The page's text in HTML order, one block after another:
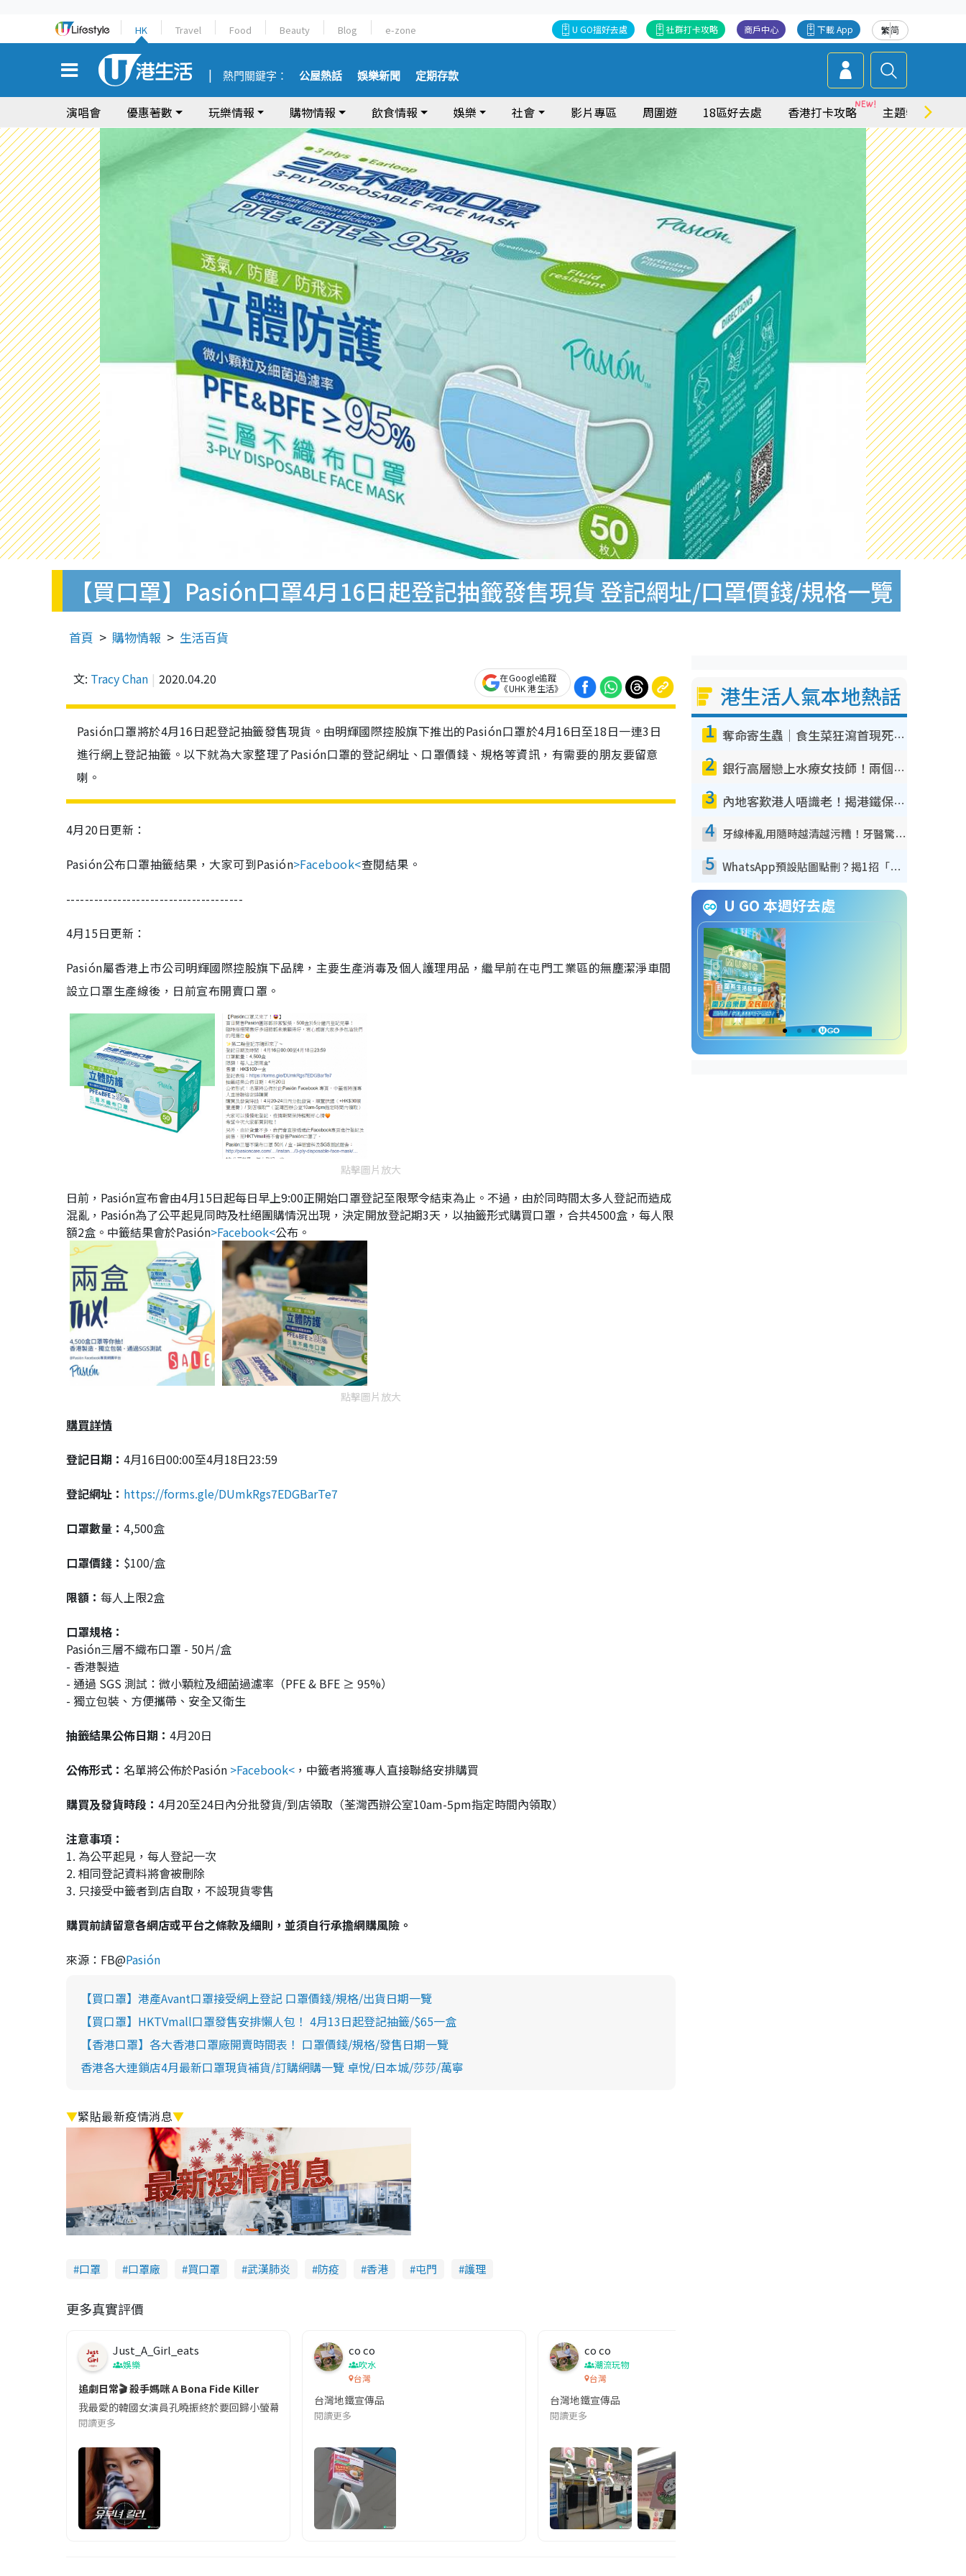
HK Travel Food Beauty Blog e-zone 繁简
下載 App
商戶中心
社群打卡攻略
U GO搵好去處
熱門關鍵字： 公屋熱話 娛樂新聞 定期存款
演唱會 優惠著數 玩樂情報 購物情報 飲食情報 娛樂 社會 影片專區 周圍遊 18區好去處 香港打卡攻略 主題特集
【買口罩】Pasión口罩4月16日起登記抽籤發售現貨 登記網址/口罩價錢/規格一覽
首頁 購物情報 生活百貨
文: Tracy Chan 2020.04.20
在Google追蹤
《UHK 港生活》
Pasión口罩將於4月16日起登記抽籤發售現貨。由明輝國際控股旗下推出的Pasión口罩於4月16日至18日一連3日
進行網上登記抽籤。以下就為大家整理了Pasión口罩的登記網址、口罩價錢、規格等資訊，有需要的朋友要留意
喇。
4月20日更新：
Pasión公布口罩抽籤結果，大家可到Pasión>Facebook<查閱結果。
--------------------------------------
4月15日更新：
Pasión屬香港上市公司明輝國際控股旗下品牌，主要生產消毒及個人護理用品，繼早前在屯門工業區的無塵潔淨車間
設立口罩生產線後，日前宣布開賣口罩。
點擊圖片放大
日前，Pasión宣布會由4月15日起每日早上9:00正開始口罩登記至限聚令結束為止。不過，由於同時間太多人登記而造成
混亂，Pasión為了公平起見同時及杜絕團購情況出現，決定開放登記期3天，以抽籤形式購買口罩，合共4500盒，每人限
額2盒。中籤結果會於Pasión>Facebook<公布。
點擊圖片放大
購買詳情
登記日期： 4月16日00:00至4月18日23:59
登記網址： https://forms.gle/DUmkRgs7EDGBarTe7
口罩數量： 4,500盒
口罩價錢： $100/盒
限額： 每人上限2盒
口罩規格：
Pasión三層不織布口罩 - 50片/盒
- 香港製造
- 通過 SGS 測試：微小顆粒及細菌過濾率（PFE & BFE ≥ 95%）
- 獨立包裝、方便攜帶、安全又衛生
抽籤結果公佈日期： 4月20日
公佈形式： 名單將公佈於Pasión >Facebook< ，中籤者將獲專人直接聯絡安排購買
購買及發貨時段： 4月20至24日內分批發貨/到店領取（荃灣西辦公室10am-5pm指定時間內領取）
注意事項：
1. 為公平起見，每人登記一次
2. 相同登記資料將會被刪除
3. 只接受中籤者到店自取，不設現貨零售
購買前請留意各網店或平台之條款及細則，並須自行承擔網購風險。
來源：FB@Pasión
【買口罩】港產Avant口罩接受網上登記 口罩價錢/規格/出貨日期一覽
【買口罩】HKTVmall口罩發售安排懶人包！ 4月13日起登記抽籤/$65一盒
【香港口罩】各大香港口罩廠開賣時間表！ 口罩價錢/規格/發售日期一覽
香港各大連鎖店4月最新口罩現貨補貨/訂購網購一覽 卓悅/日本城/莎莎/萬寧
▼緊貼最新疫情消息▼
口罩 口罩廠 買口罩 武漢肺炎 防疫 香港 屯門 護理
更多真實評價
Just_A_Girl_eats
娛樂
追劇日常🎬 殺手媽咪 A Bona Fide Killer
我最愛的韓國女演員孔曉振終於要回歸小螢幕啦!這次的劇本改編自同名網絡漫畫,故事主軸圍繞女主角柳寶娜 —— 表面上是一間公司的職員,但其實暗地裡是負責處決逃過法網罪犯的阻擊手｡ 劇情從
閱讀更多
co co
吹水
台灣
台灣地鐵宣傳品
閱讀更多
co co
潮流玩物
台灣
台灣地鐵宣傳品
閱讀更多
港生活人氣本地熱話
1 奪命寄生蟲｜食生菜狂瀉首現死者！疫潮惡化錄1.8萬宗病例 揭洗菜3大謬誤
2 銀行高層戀上水療女技師！兩個月借128萬驚覺「沉船」沉落火海 揭背後疑似邪教操控賣淫
3 內地客歎港人唔識老！揭港鐵保鮮級冷氣 港人求放過：咪投訴
4 牙線棒亂用隨時越清越污糟！牙醫驚揭盲目過戶細菌恐致蛀牙：呢種先係日常真保養
5 WhatsApp預設貼圖點刪？揭1招「反向操作」還原簡潔介面 附3步實測教學
U GO 本週好去處